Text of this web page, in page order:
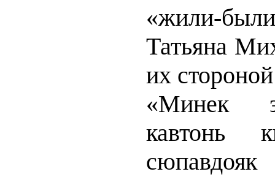
«жили-
Татьяна
их
«Минек
кавтонь